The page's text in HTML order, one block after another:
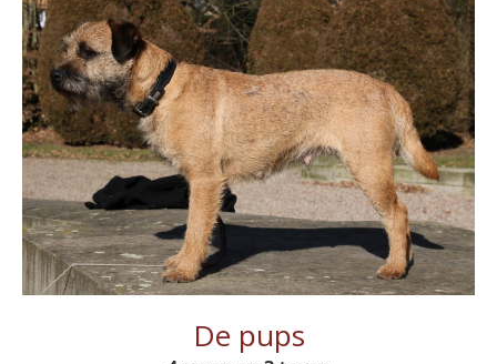
De pups